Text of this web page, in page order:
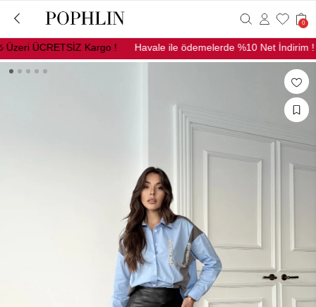
ÜCRETSİZ Kargo ! Havale ile ödemelerde %10 Net İndirim !
0